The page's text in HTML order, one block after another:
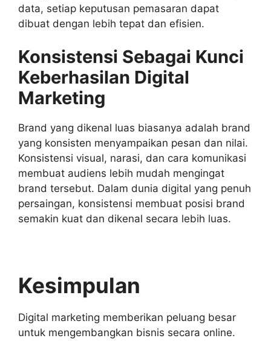
data, setiap keputusan pemasaran dapat
dibuat dengan lebih tepat dan efisien.
Konsistensi Sebagai Kunci
Keberhasilan Digital
Marketing
Brand yang dikenal luas biasanya adalah brand
yang konsisten menyampaikan pesan dan nilai.
Konsistensi visual, narasi, dan cara komunikasi
membuat audiens lebih mudah mengingat
brand tersebut. Dalam dunia digital yang penuh
persaingan, konsistensi membuat posisi brand
semakin kuat dan dikenal secara lebih luas.
Kesimpulan
Digital marketing memberikan peluang besar
untuk mengembangkan bisnis secara online.